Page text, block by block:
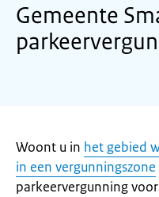
Gemeente
Woont u in het gebied
in een vergunningszone
parkeervergunning